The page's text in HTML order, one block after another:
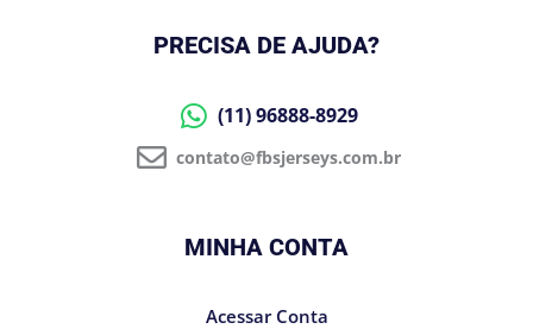
PRECISA DE AJUDA?
(11) 96888-8929
contato@fbsjerseys.com.br
MINHA CONTA
Acessar Conta